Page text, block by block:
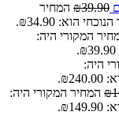
₪39.90
המחיר
הוא: ₪34.90.
המקורי היה:
היה:
₪ המחיר המקורי היה: